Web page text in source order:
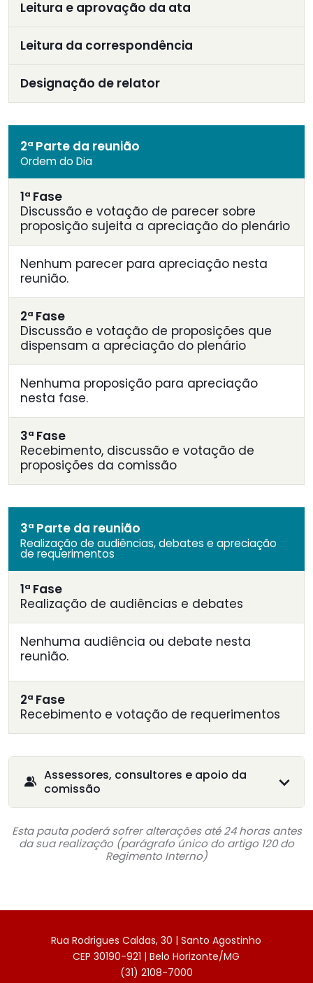
Leitura e aprovação da ata
Leitura da correspondência
Designação de relator
2ª Parte da reunião
Ordem do Dia
1ª Fase
Discussão e votação de parecer sobre
proposição sujeita a apreciação do plenário
Nenhum parecer para apreciação nesta
reunião.
2ª Fase
Discussão e votação de proposições que
dispensam a apreciação do plenário
Nenhuma proposição para apreciação
nesta fase.
3ª Fase
Recebimento, discussão e votação de
proposições da comissão
3ª Parte da reunião
Realização de audiências, debates e apreciação
de requerimentos
1ª Fase
Realização de audiências e debates
Nenhuma audiência ou debate nesta
reunião.
2ª Fase
Recebimento e votação de requerimentos
Assessores, consultores e apoio da
comissão
Esta pauta poderá sofrer alterações até 24 horas antes
da sua realização (parágrafo único do artigo 120 do
Regimento Interno)
Rua Rodrigues Caldas, 30 | Santo Agostinho
CEP 30190-921 | Belo Horizonte/MG
(31) 2108-7000